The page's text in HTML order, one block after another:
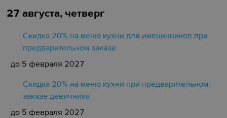
27 августа, четверг
Скидка 20% на меню кухни для именинников при
предварительном заказе
до 5 февраля 2027
Скидка 20% на меню кухни при предварительном
заказе девичника
до 5 февраля 2027